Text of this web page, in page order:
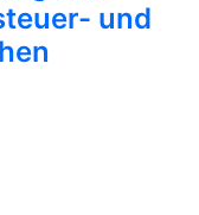
und